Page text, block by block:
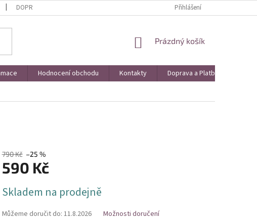
DOPRAVA A PLATBA VRÁCENÍ ZBOŽÍ A REKLAMACE KONTAKTY
Přihlášení
NÁKUPNÍ
Prázdný košík
Hodnocení obchodu Kontakty Doprava a Platba
790 Kč –25 %
590 Kč
cena:
Skladem na prodejně
Můžeme doručit do: 11.8.2026 Možnosti doručení